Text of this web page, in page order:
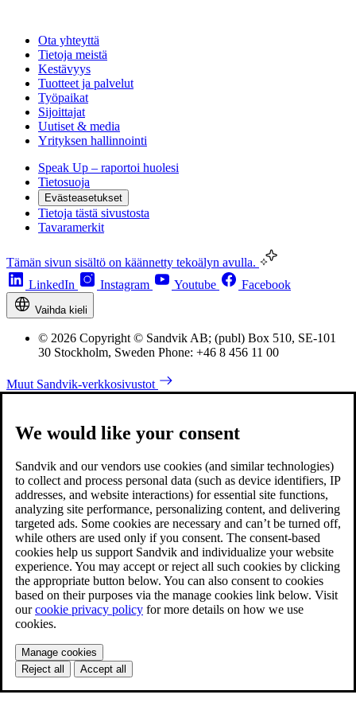
Ota yhteyttä
Tietoja meistä
Kestävyys
Tuotteet ja palvelut
Työpaikat
Sijoittajat
Uutiset & media
Yrityksen hallinnointi
Speak Up – raportoi huolesi
Tietosuoja
Evästeasetukset
Tietoja tästä sivustosta
Tavaramerkit
Tämän sivun sisältö on käännetty tekoälyn avulla.
LinkedIn
Instagram Youtube Facebook
Vaihda kieli
© 2026 Copyright © Sandvik AB; (publ) Box 510, SE-101
30 Stockholm, Sweden Phone: +46 8 456 11 00
Muut Sandvik-verkkosivustot
We would like your consent
Sandvik and our vendors use cookies (and similar technologies)
to collect and process personal data (such as device identifiers, IP
addresses, and website interactions) for essential site functions,
analyzing site performance, personalizing content, and delivering
targeted ads. Some cookies are necessary and can’t be turned off,
while others are used only if you consent. The consent-based
cookies help us support Sandvik and individualize your website
experience. You may accept or reject all such cookies by clicking
the appropriate button below. You can also consent to cookies
based on their purposes via the manage cookies link below. Visit
ourcookie privacy policy for more details on how we use
cookies.
Manage cookies
Reject all
Accept all